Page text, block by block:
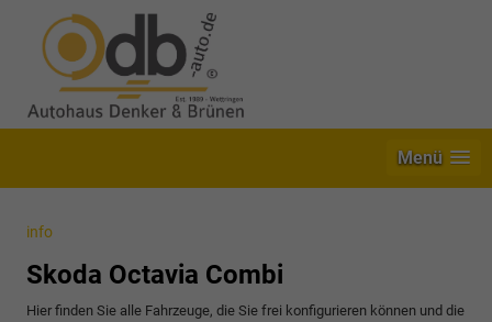
Menü
info
Skoda Octavia Combi
Hier finden Sie alle Fahrzeuge, die Sie frei konfigurieren können und die